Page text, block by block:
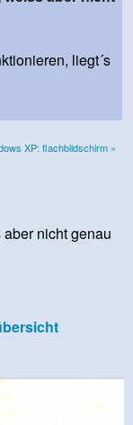
liegt´s
XP: flachbildschirm »
nicht genau